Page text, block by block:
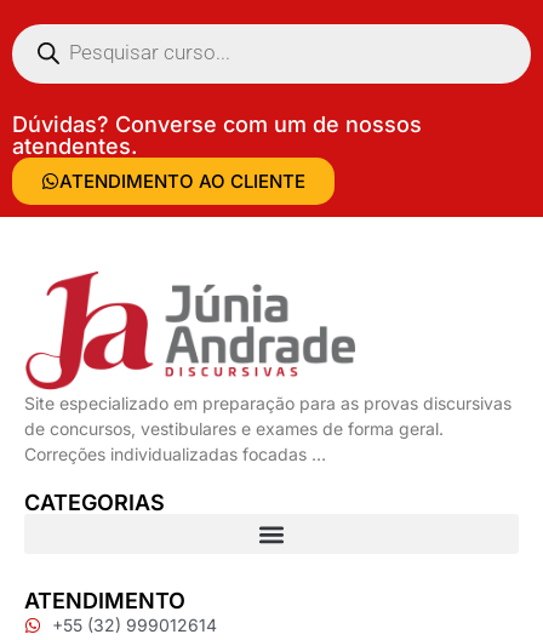
Dúvidas? Converse com um de nossos
atendentes.
ATENDIMENTO AO CLIENTE
Site especializado em preparação para as provas discursivas
de concursos, vestibulares e exames de forma geral.
Correções individualizadas focadas …
CATEGORIAS
ATENDIMENTO
+55 (32) 999012614